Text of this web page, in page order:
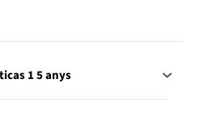
1 5 anys